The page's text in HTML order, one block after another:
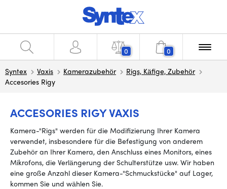
0 0
Syntex Vaxis Kamerazubehör
Rigs, Käfige, Zubehör
Accesories Rigy
ACCESORIES RIGY VAXIS
Kamera-"Rigs" werden für die Modifizierung Ihrer Kamera
verwendet, insbesondere für die Befestigung von anderem
Zubehör an Ihrer Kamera, den Anschluss eines Monitors, eines
Mikrofons, die Verlängerung der Schulterstütze usw. Wir haben
eine große Anzahl dieser Kamera-"Schmuckstücke" auf Lager,
kommen Sie und wählen Sie.